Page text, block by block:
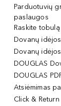
Parduotuvių
paslaugos
Raskite
Dovanų
Dovanų
DOUGLAS
DOUGLAS
Atsiėmimas
Click & Return